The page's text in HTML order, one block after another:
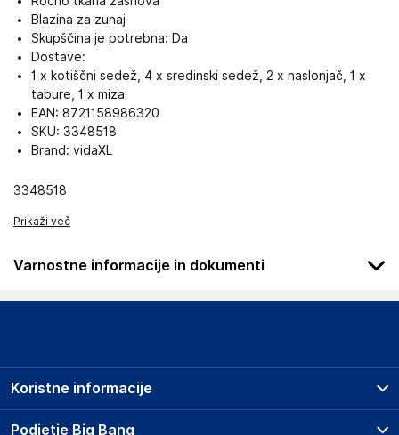
Blazina za zunaj
Skupščina je potrebna: Da
Dostave:
1 x kotiščni sedež, 4 x sredinski sedež, 2 x naslonjač, 1 x
tabure, 1 x miza
EAN: 8721158986320
SKU: 3348518
Brand: vidaXL
3348518
Prikaži več
Varnostne informacije in dokumenti
Podatki o proizvajalcu
vidaXL
Podjetje Big Bang
Koristne informacije
Prodajna mesta